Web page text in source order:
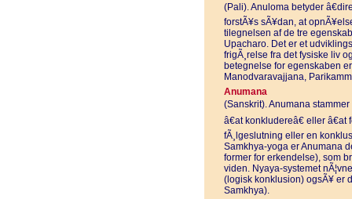
(Pali). Anuloma betyder
forstÃ¥s sÃ¥dan, at
tilegnelsen af de tre
Upacharo. Det er et
frigÃ¸relse fra det fysiske liv
betegnelse for egenskaben
Manodvaravajjana,
Anumana
(Sanskrit). Anumana stammer
â€at konkludereâ€ eller
fÃ¸lgeslutning eller en
Samkhya-yoga er Anumana
former for erkendelse), som
viden. Nyaya-systemet
(logisk konklusion) ogsÃ¥ er
Samkhya).